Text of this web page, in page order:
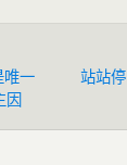
唯一
因
站站